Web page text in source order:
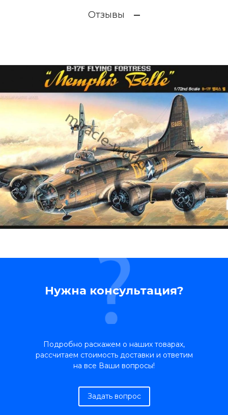
Отзывы
Нужна консультация?
Подробно раскажем о наших товарах,
рассчитаем стоимость доставки и ответим
на все Ваши вопросы!
Задать вопрос